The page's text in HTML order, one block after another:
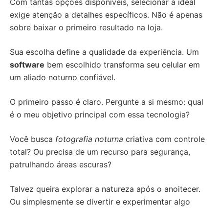
Com tantas opções disponíveis, selecionar a ideal
exige atenção a detalhes específicos. Não é apenas
sobre baixar o primeiro resultado na loja.
Sua escolha define a qualidade da experiência. Um
software bem escolhido transforma seu celular em
um aliado noturno confiável.
O primeiro passo é claro. Pergunte a si mesmo: qual
é o meu objetivo principal com essa tecnologia?
Você busca fotografia noturna criativa com controle
total? Ou precisa de um recurso para segurança,
patrulhando áreas escuras?
Talvez queira explorar a natureza após o anoitecer.
Ou simplesmente se divertir e experimentar algo